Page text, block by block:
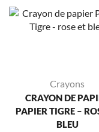
Crayons
CRAYON DE
PAPIER TIGRE –
BLEU